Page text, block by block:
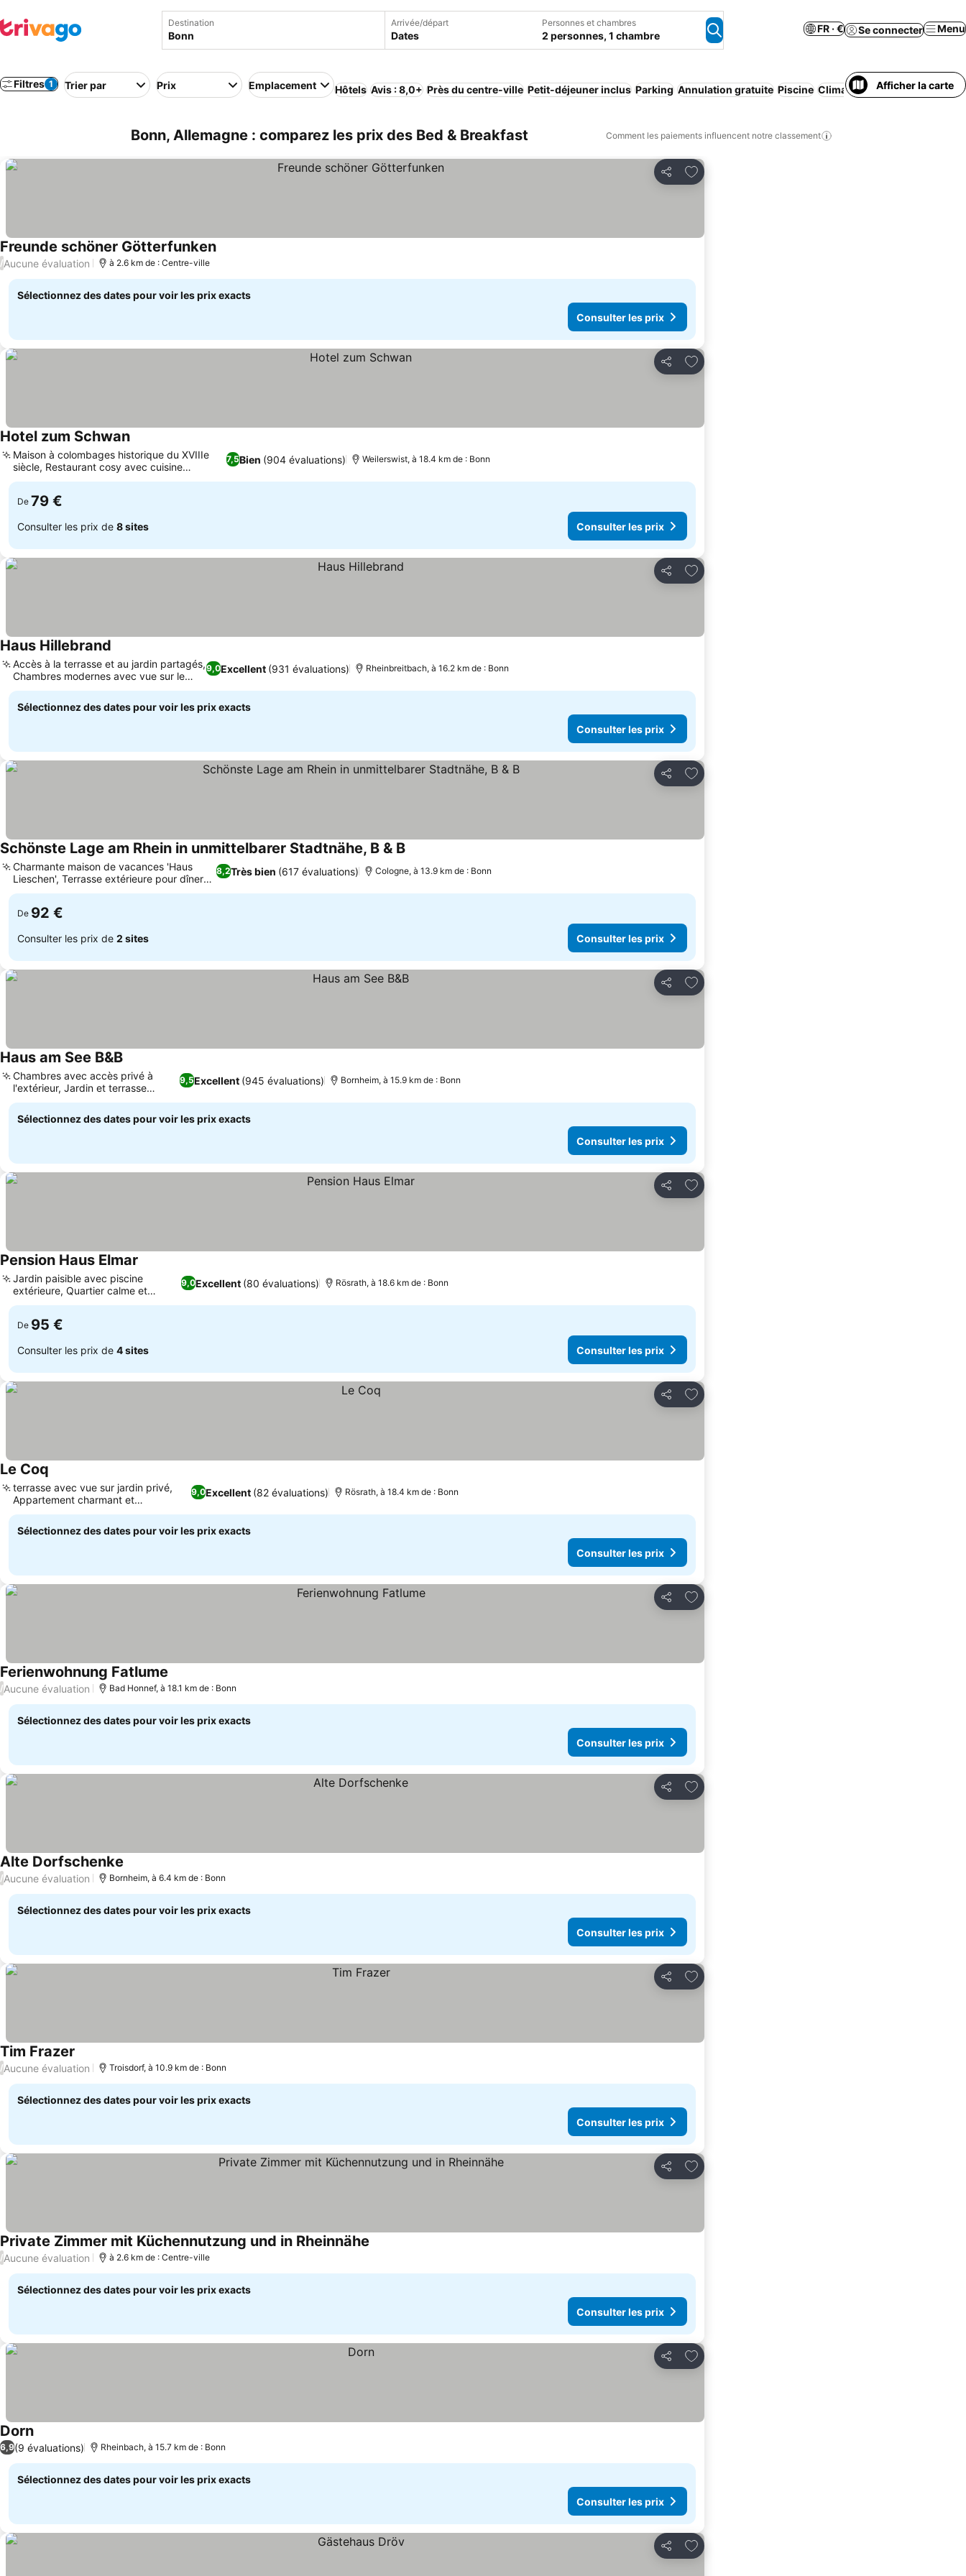
Destination Arrivée/départ
Dates
Personnes et chambres
2 personnes, 1 chambre
FR · € Se connecter Menu
Filtres 1 Trier par Prix Emplacement Hôtels Avis : 8,0+ Près du centre-ville Petit-déjeuner inclus Parking Annulation gratuite Piscine Climatisation Appart'hôtel
Afficher la carte
Bonn, Allemagne : comparez les prix des Bed & Breakfast Comment les paiements influencent notre classement
Partager
Ajouter à mes favoris
Freunde schöner Götterfunken
/Aucune évaluation à 2.6 km de : Centre-ville
Sélectionnez des dates pour voir les prix exacts
Consulter les prix
Partager
Ajouter à mes favoris
Hotel zum Schwan
7,5Bien (904 évaluations)
Maison à colombages historique du XVIIIe
siècle, Restaurant cosy avec cuisine
traditionnelle
Weilerswist, à 18.4 km de : Bonn
De 79 €
Consulter les prix de 8 sites Consulter les prix
Partager
Ajouter à mes favoris
Haus Hillebrand
9,0Excellent (931 évaluations)
Accès à la terrasse et au jardin partagés,
Chambres modernes avec vue sur le
jardin
Rheinbreitbach, à 16.2 km de : Bonn
Sélectionnez des dates pour voir les prix exacts
Consulter les prix
Partager
Ajouter à mes favoris
Schönste Lage am Rhein in unmittelbarer Stadtnähe, B & B
8,2Très bien (617 évaluations)
Charmante maison de vacances 'Haus
Lieschen', Terrasse extérieure pour dîner
en plein air
Cologne, à 13.9 km de : Bonn
De 92 €
Consulter les prix de 2 sites Consulter les prix
Partager
Ajouter à mes favoris
Haus am See B&B
9,5Excellent (945 évaluations)
Chambres avec accès privé à
l'extérieur, Jardin et terrasse
paisibles
Bornheim, à 15.9 km de : Bonn
Sélectionnez des dates pour voir les prix exacts
Consulter les prix
Partager
Ajouter à mes favoris
Pension Haus Elmar
9,0Excellent (80 évaluations)
Jardin paisible avec piscine
extérieure, Quartier calme et
verdoyant
Rösrath, à 18.6 km de : Bonn
De 95 €
Consulter les prix de 4 sites Consulter les prix
Partager
Ajouter à mes favoris
Le Coq
9,0Excellent (82 évaluations)
terrasse avec vue sur jardin privé,
Appartement charmant et
personnalisé
Rösrath, à 18.4 km de : Bonn
Sélectionnez des dates pour voir les prix exacts
Consulter les prix
Partager
Ajouter à mes favoris
Ferienwohnung Fatlume
/Aucune évaluation Bad Honnef, à 18.1 km de : Bonn
Sélectionnez des dates pour voir les prix exacts
Consulter les prix
Partager
Ajouter à mes favoris
Alte Dorfschenke
/Aucune évaluation Bornheim, à 6.4 km de : Bonn
Sélectionnez des dates pour voir les prix exacts
Consulter les prix
Partager
Ajouter à mes favoris
Tim Frazer
/Aucune évaluation Troisdorf, à 10.9 km de : Bonn
Sélectionnez des dates pour voir les prix exacts
Consulter les prix
Partager
Ajouter à mes favoris
Private Zimmer mit Küchennutzung und in Rheinnähe
/Aucune évaluation à 2.6 km de : Centre-ville
Sélectionnez des dates pour voir les prix exacts
Consulter les prix
Partager
Ajouter à mes favoris
Dorn
6,9(9 évaluations) Rheinbach, à 15.7 km de : Bonn
Sélectionnez des dates pour voir les prix exacts
Consulter les prix
Partager
Ajouter à mes favoris